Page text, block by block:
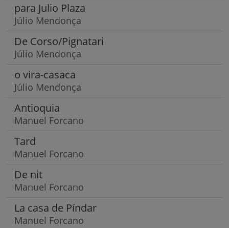
para Julio Plaza
Júlio Mendonça
De Corso/Pignatari
Júlio Mendonça
o vira-casaca
Júlio Mendonça
Antioquia
Manuel Forcano
Tard
Manuel Forcano
De nit
Manuel Forcano
La casa de Píndar
Manuel Forcano